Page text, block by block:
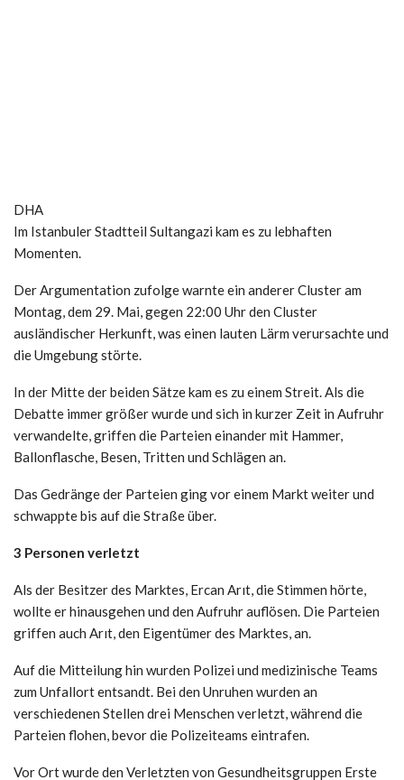
DHA
Im Istanbuler Stadtteil Sultangazi kam es zu lebhaften
Momenten.
Der Argumentation zufolge warnte ein anderer Cluster am
Montag, dem 29. Mai, gegen 22:00 Uhr den Cluster
ausländischer Herkunft, was einen lauten Lärm verursachte und
die Umgebung störte.
In der Mitte der beiden Sätze kam es zu einem Streit. Als die
Debatte immer größer wurde und sich in kurzer Zeit in Aufruhr
verwandelte, griffen die Parteien einander mit Hammer,
Ballonflasche, Besen, Tritten und Schlägen an.
Das Gedränge der Parteien ging vor einem Markt weiter und
schwappte bis auf die Straße über.
3 Personen verletzt
Als der Besitzer des Marktes, Ercan Arıt, die Stimmen hörte,
wollte er hinausgehen und den Aufruhr auflösen. Die Parteien
griffen auch Arıt, den Eigentümer des Marktes, an.
Auf die Mitteilung hin wurden Polizei und medizinische Teams
zum Unfallort entsandt. Bei den Unruhen wurden an
verschiedenen Stellen drei Menschen verletzt, während die
Parteien flohen, bevor die Polizeiteams eintrafen.
Vor Ort wurde den Verletzten von Gesundheitsgruppen Erste